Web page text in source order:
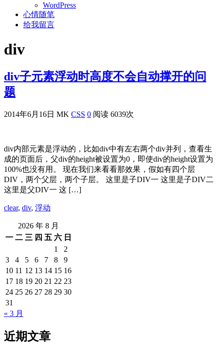
WordPress
心情随笔
给我留言
div
div子元素浮动时高度不会自动撑开的问
题
2014年6月16日 MK CSS 0 阅读 6039次
div内部元素是浮动的，比如div中有左右两个div并列，查看生
成的页面后，父div的height被设置为0，即使div的height设置为
100%也没有用。 现在我们来看看那效果，假如有四个层
DIV，两个父层，两个子层。 这里是子DIV一 这里是子DIV二
这里是父DIV一 这 […]
clear, div, 浮动
2026 年 8 月
一 二 三 四 五 六 日
1
2
3
4 5 6 7 8
9
10 11 12 13 14 15 16
17 18 19 20 21 22 23
24 25 26 27 28 29 30
31
« 3 月
近期文章